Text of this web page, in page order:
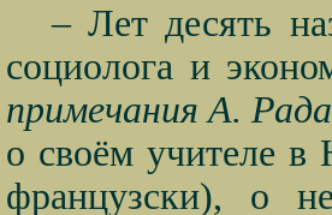
– Лет десять
социолога и
примечания А.
о своём учителе в
французски), о